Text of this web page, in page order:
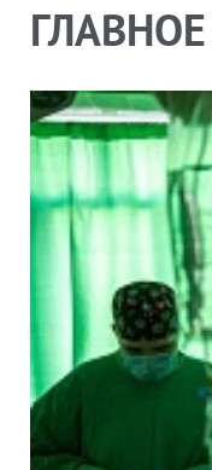
ГЛАВНОЕ